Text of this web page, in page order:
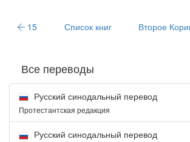
15 Список книг Второе
Все переводы
Русский синодальный перевод
Протестантская редакция
Русский синодальный перевод